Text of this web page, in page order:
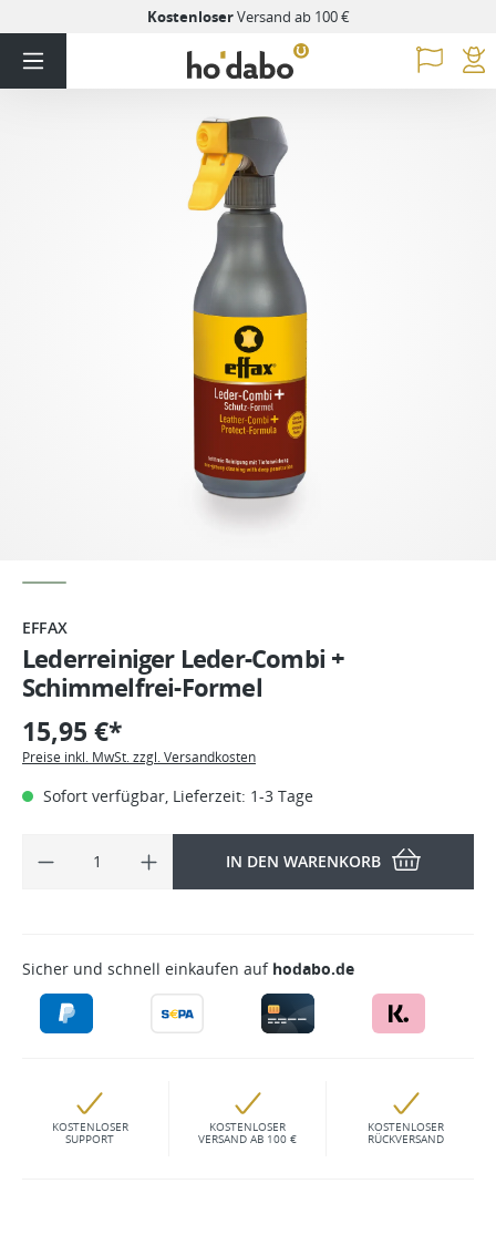
KostenloserVersand ab 100 €
EFFAX
Lederreiniger Leder-Combi +
Schimmelfrei-Formel
15,95 €*
Preise inkl. MwSt. zzgl. Versandkosten
Sofort verfügbar, Lieferzeit: 1-3 Tage
IN DEN WARENKORB
Sicher und schnell einkaufen auf hodabo.de
KOSTENLOSER
SUPPORT
KOSTENLOSER
VERSAND AB 100 €
KOSTENLOSER
RÜCKVERSAND